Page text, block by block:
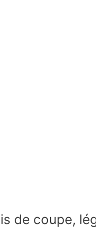
de coupe,